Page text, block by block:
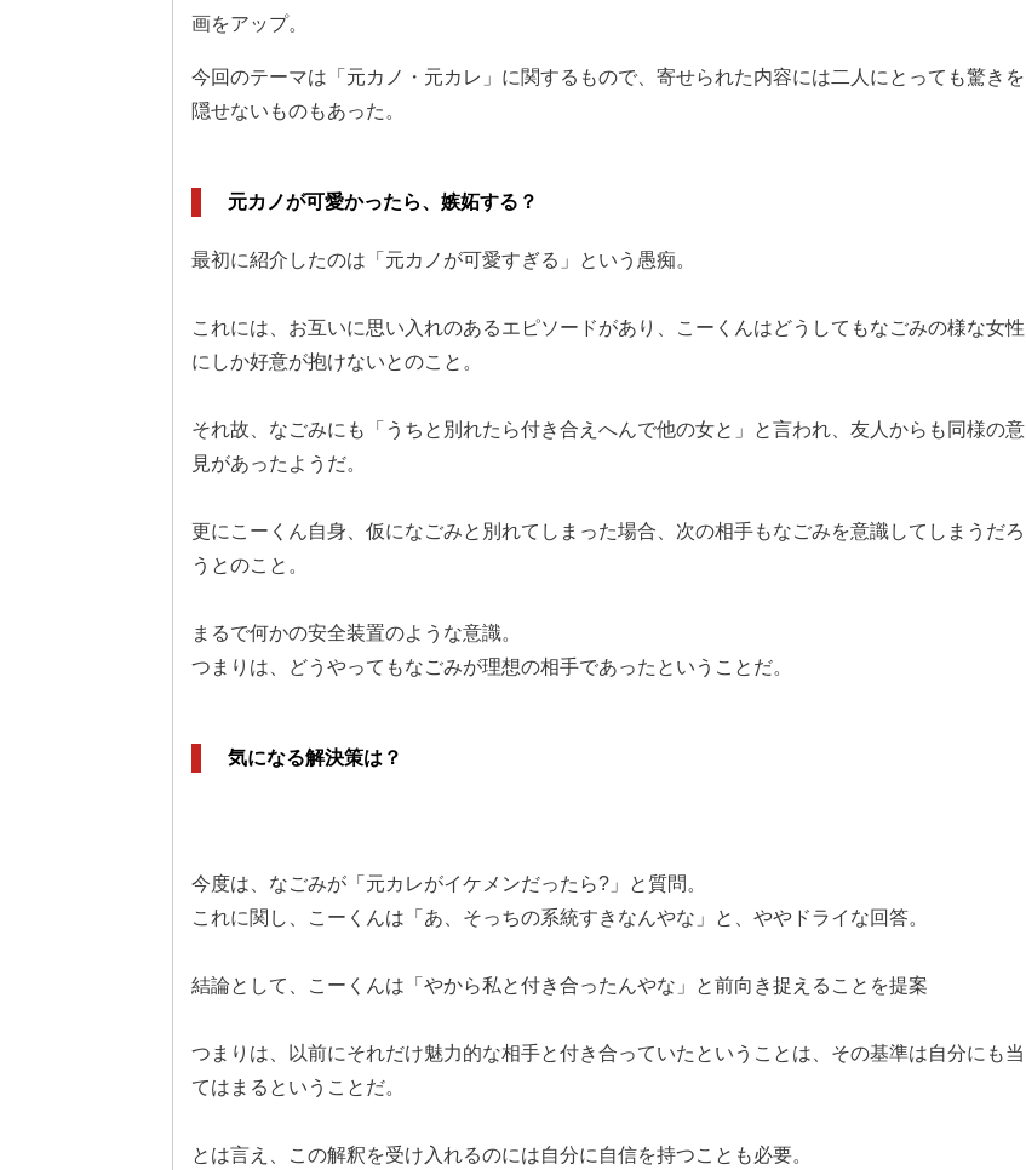
画をアップ。
今回のテーマは「元カノ・元カレ」に関するもので、寄せられた内容には二人にとっても驚きを
隠せないものもあった。
元カノが可愛かったら、嫉妬する？
最初に紹介したのは「元カノが可愛すぎる」という愚痴。
これには、お互いに思い入れのあるエピソードがあり、こーくんはどうしてもなごみの様な女性
にしか好意が抱けないとのこと。
それ故、なごみにも「うちと別れたら付き合えへんで他の女と」と言われ、友人からも同様の意
見があったようだ。
更にこーくん自身、仮になごみと別れてしまった場合、次の相手もなごみを意識してしまうだろ
うとのこと。
まるで何かの安全装置のような意識。
つまりは、どうやってもなごみが理想の相手であったということだ。
気になる解決策は？
今度は、なごみが「元カレがイケメンだったら?」と質問。
これに関し、こーくんは「あ、そっちの系統すきなんやな」と、ややドライな回答。
結論として、こーくんは「やから私と付き合ったんやな」と前向き捉えることを提案
つまりは、以前にそれだけ魅力的な相手と付き合っていたということは、その基準は自分にも当
てはまるということだ。
とは言え、この解釈を受け入れるのには自分に自信を持つことも必要。